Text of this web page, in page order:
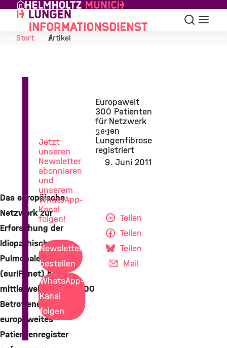
Skip to Content
Suche
Start
Artikel
Europaweit
300 Patienten
für Netzwerk
gegen
Lungenfibrose
registriert
9. Juni 2011
Das europäische
Netzwerk zur
Erforschung der
Idiopathischen
Pulmonalen Fibrose
(eurIPFnet) hat
mittlerweile bereits 300
Betroffene in sein
europaweites
Patientenregister
Teilen
Teilen
Teilen
Mail
Lungenforschung
Jetzt
unseren
Newsletter
abonnieren
und
unserem
WhatsApp-
Kanal
folgen!
Newsletter
bestellen
WhatsApp-
Kanal
folgen